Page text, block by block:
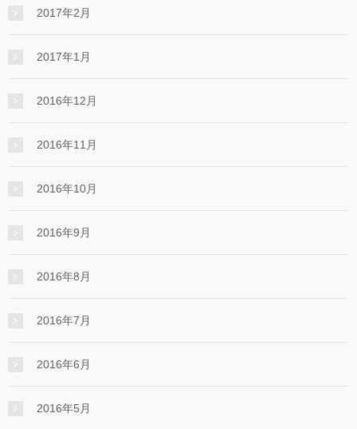
2017年2月
2017年1月
2016年12月
2016年11月
2016年10月
2016年9月
2016年8月
2016年7月
2016年6月
2016年5月